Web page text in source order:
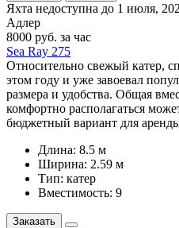
Яхта недоступна до 1 июля,
Адлер
8000 руб. за час
Sea Ray 275
Относительно свежый катер,
этом году и уже завоевал
размера и удобства. Общая
комфортно располагаться
бюджетный вариант для
Длина: 8.5 м
Ширина: 2.59 м
Тип: катер
Вместимость: 9
Заказать